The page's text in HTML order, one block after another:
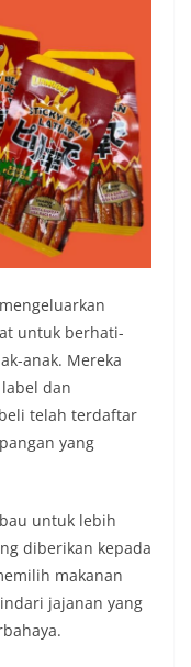
untuk berhati-
anak. Mereka
dan
telah terdaftar
yang
untuk lebih
diberikan kepada
makanan
jajanan yang